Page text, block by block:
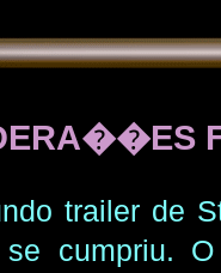
trailer de
se cumpriu.